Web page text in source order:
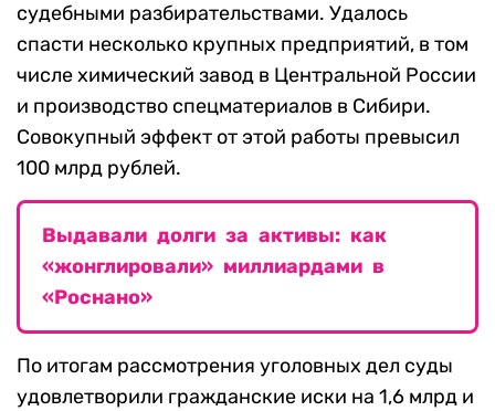
судебными разбирательствами. Удалось
спасти несколько крупных предприятий, в том
числе химический завод в Центральной России
и производство спецматериалов в Сибири.
Совокупный эффект от этой работы превысил
100 млрд рублей.
Выдавали долги за активы: как
«жонглировали» миллиардами в
«Роснано»
По итогам рассмотрения уголовных дел суды
удовлетворили гражданские иски на 1,6 млрд и